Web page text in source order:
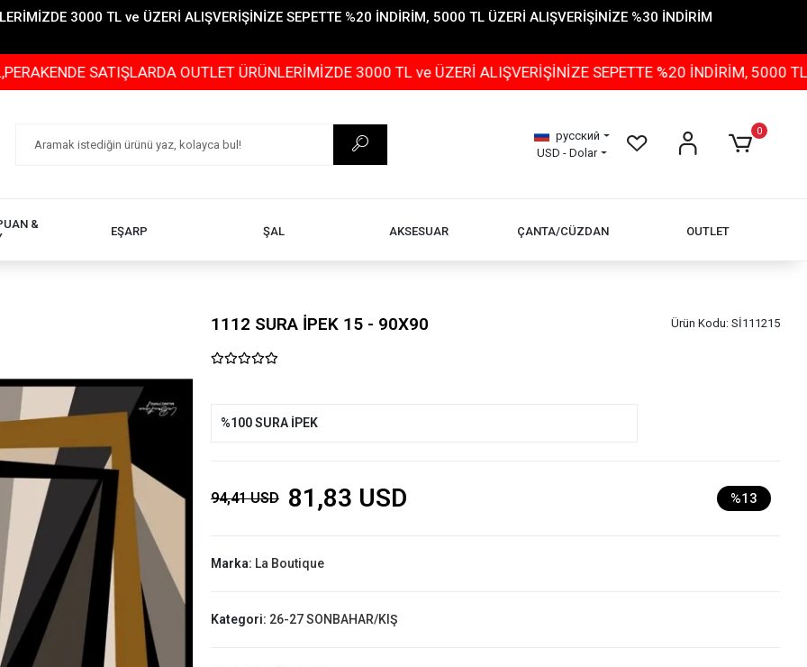
3000 TL ve ÜZERİ ALIŞVERİŞİNİZE SEPETTE %20 İNDİRİM, 5000 TL ÜZERİ ALIŞVERİŞİNİZE %30 İNDİRİM
SATIŞLARDA OUTLET ÜRÜNLERİMİZDE 3000 TL ve ÜZERİ ALIŞVERİŞİNİZE SEPETTE %20 İNDİRİM, 5000 TL ÜZERİ
русский
USD - Dolar
0
&
EŞARP ŞAL AKSESUAR ÇANTA/CÜZDAN OUTLET
1112 SURA İPEK 15 - 90X90 Ürün Kodu: Sİ111215
%100 SURA İPEK
94,41 USD 81,83 USD %13
Marka: La Boutique
Kategori: 26-27 SONBAHAR/KIŞ